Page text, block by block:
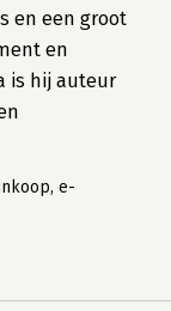
en een groot
en
is hij auteur
e-